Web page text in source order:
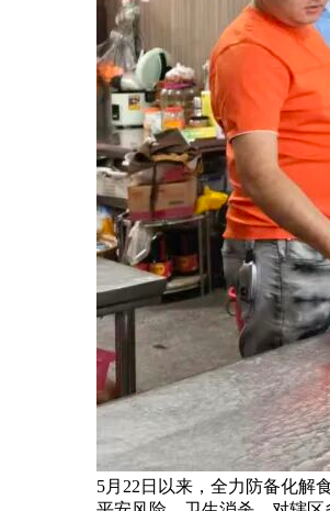
5月22日以来，全力防备化解